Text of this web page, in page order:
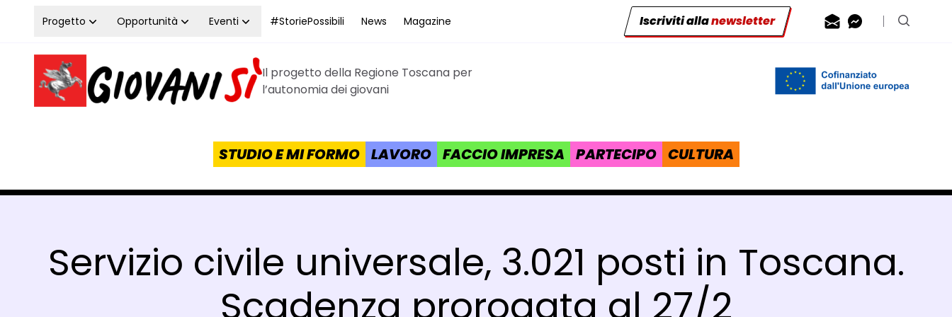
Vai al contenuto
Progetto Opportunità Eventi #StoriePossibili News Magazine Iscriviti allanewsletter Contattaci via
Contattaci
Cerca
Homepage Giovanisì - Progetto della Regione Toscana
Il progetto della Regione Toscana per
l’autonomia dei giovani
STUDIO E MI FORMO LAVORO FACCIO IMPRESA PARTECIPO CULTURA
Servizio civile universale, 3.021 posti in Toscana.
Scadenza prorogata al 27/2